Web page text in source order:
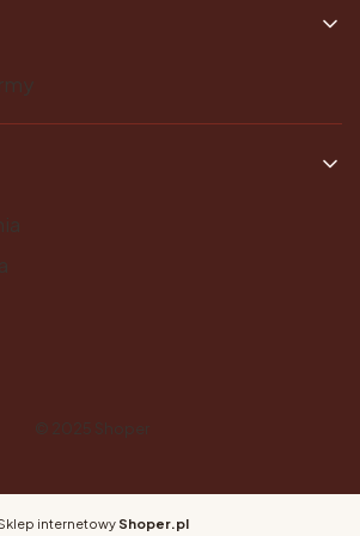
internetowy Shoper.pl